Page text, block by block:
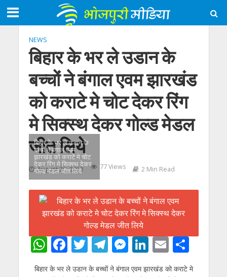
NEWS
बिहार के भर ले उडान के
बच्चों ने बंगाल एवम झारखंड
को कराटे मे चोट देकर रिंग
मे सिक्स्थ देकर गोल्ड मेडल
जीत लिये
August 20, 2023 77 Views 2 Min Read
बिहार के भर ले उडान के
बच्चों ने बंगाल एवम
झारखंड को कराटे मे चोट
देकर रिंग मे सिक्स्थ देकर
गोल्ड मेडल जीत लिये
W
h
F
ac
T
w
T
el
M Li
n
E
m
S
h
बिहार के भर ले उडान के बच्चों ने बंगाल एवम झारखंड को कराटे मे